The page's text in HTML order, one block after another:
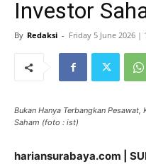
Investor
By Redaksi - Friday 5 June 2026 |
Bukan Hanya Terbangkan
Saham (foto : ist)
hariansurabaya.com |